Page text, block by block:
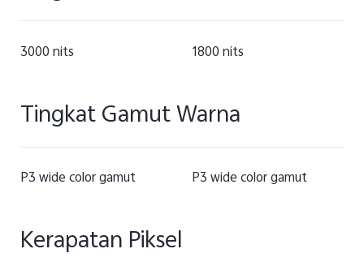
3000 nits 1800 nits
Tingkat Gamut Warna
P3 wide color gamut P3 wide color gamut
Kerapatan Piksel